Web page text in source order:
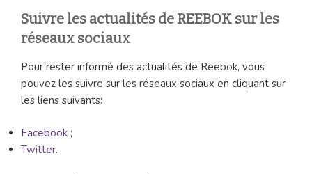
Suivre les actualités de REEBOK sur les
réseaux sociaux
Pour rester informé des actualités de Reebok, vous
pouvez les suivre sur les réseaux sociaux en cliquant sur
les liens suivants:
Facebook ;
Twitter.